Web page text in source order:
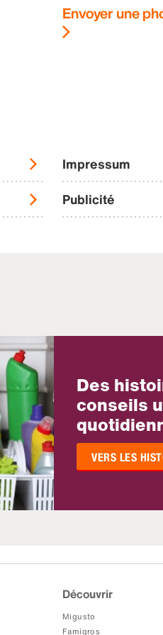
Envoyer une
Impressum
Publicité
Des
conseils
VERS LES
Découvrir
Migusto
Famigros